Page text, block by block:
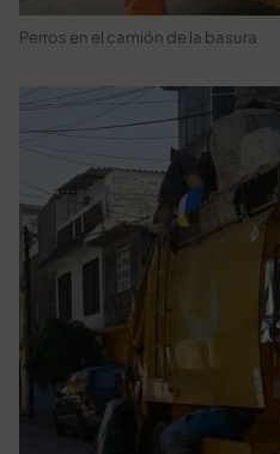
Perros en el camión de la basura